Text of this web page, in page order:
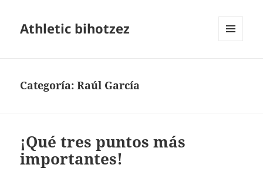
Athletic bihotzez
Categoría:Raúl García
¡Qué tres puntos más
importantes!